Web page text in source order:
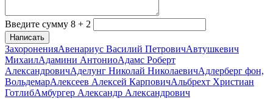
Введите сумму 8 + 2
Написать
ЗахороненияАвенариус Василий ПетровичАвтушкевич
МихаилАдамини АнтониоАдамс Роберт
АлександровичАделунг Николай НиколаевичАдлерберг фон,
ВольдемарАлексеев Алексей КарповичАльбрехт Христиан
ГотлибАмбургер Александр Александрович